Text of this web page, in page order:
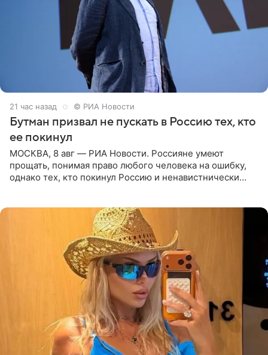
21 час назад © РИА Новости
Бутман призвал не пускать в Россию тех, кто
ее покинул
МОСКВА, 8 авг — РИА Новости. Россияне умеют
прощать, понимая право любого человека на ошибку,
однако тех, кто покинул Россию и ненавистнически